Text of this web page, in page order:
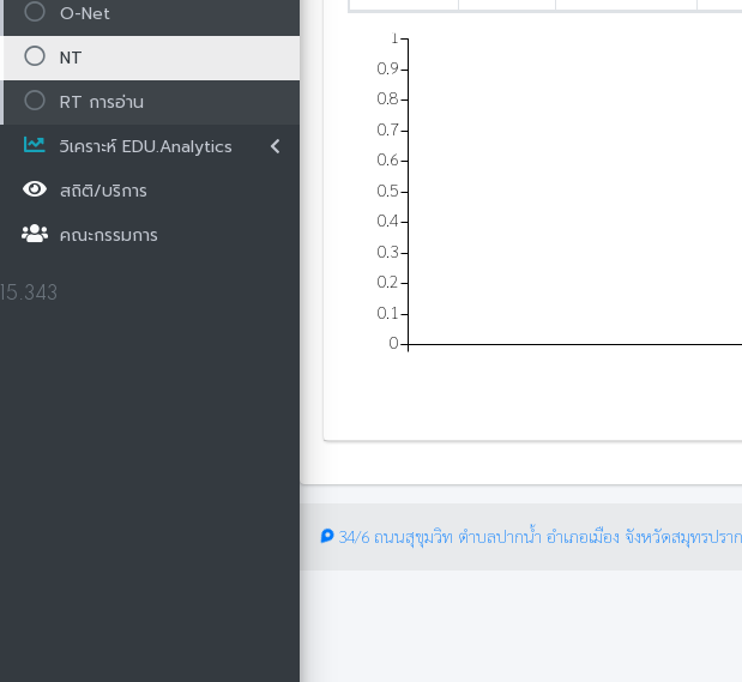
O-Net
NT
RT การอ่าน
วิเคราะห์ EDU.Analytics
สถิติ/บริการ
คณะกรรมการ
15.343
0
0.1
0.2
0.3
0.4
0.5
0.6
0.7
0.8
0.9
1
34/6 ถนนสุขุมวิท ตำบลปากน้ำ อำเภอเมือง จังหวัดสมุทรปรา